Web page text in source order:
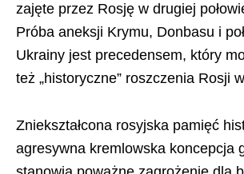
zajęte przez Rosję w drugiej
Próba aneksji Krymu, Donbasu i
Ukrainy jest precedensem, który
też „historyczne” roszczenia Rosji
Zniekształcona rosyjska pamięć
agresywna kremlowska koncepcja